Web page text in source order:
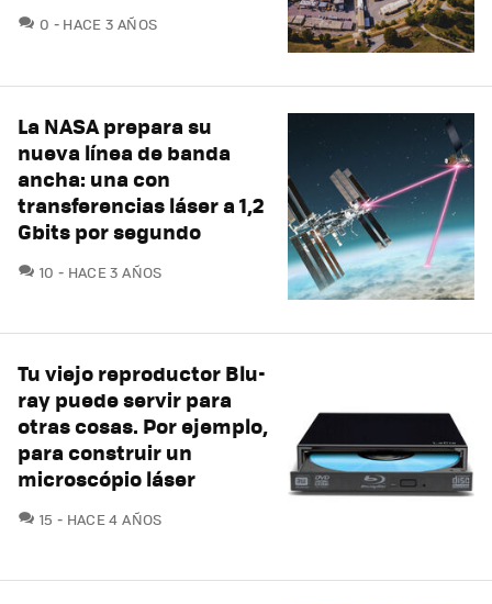
0 COMENTARIOS
HACE 3 AÑOS
La NASA prepara su
nueva línea de banda
ancha: una con
transferencias láser a 1,2
Gbits por segundo
10 COMENTARIOS
HACE 3 AÑOS
Tu viejo reproductor Blu-
ray puede servir para
otras cosas. Por ejemplo,
para construir un
microscópio láser
15 COMENTARIOS
HACE 4 AÑOS